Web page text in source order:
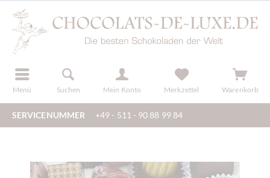
Menü Suchen Mein Konto
registrieren Merkzettel Warenkorb
SERVICENUMMER +49 - 511 - 90 88 99 84